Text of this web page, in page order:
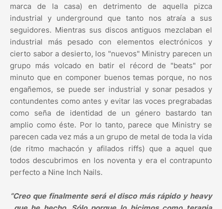
marca de la casa) en detrimento de aquella pizca
industrial y underground que tanto nos atraía a sus
seguidores. Mientras sus discos antiguos mezclaban el
industrial más pesado con elementos electrónicos y
cierto sabor a desierto, los "nuevos" Ministry parecen un
grupo más volcado en batir el récord de "beats" por
minuto que en componer buenos temas porque, no nos
engañemos, se puede ser industrial y sonar pesados y
contundentes como antes y evitar las voces pregrabadas
como seña de identidad de un género bastardo tan
amplio como éste. Por lo tanto, parece que Ministry se
parecen cada vez más a un grupo de metal de toda la vida
(de ritmo machacón y afilados riffs) que a aquel que
todos descubrimos en los noventa y era el contrapunto
perfecto a Nine Inch Nails.
“Creo que finalmente será el disco más rápido y heavy